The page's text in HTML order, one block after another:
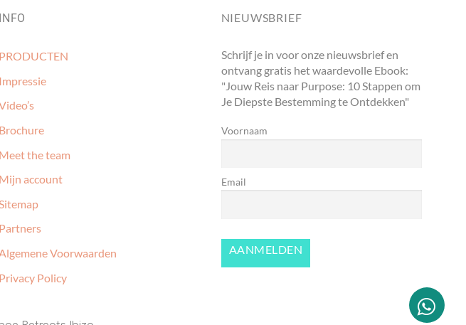
INFO
PRODUCTEN
Impressie
Brochure
Meet the team
Mijn account
Sitemap
Partners
Voorwaarden
Privacy Policy
NIEUWSBRIEF
Schrijf je in voor onze nieuwsbrief en
ontvang gratis het waardevolle Ebook:
"Jouw Reis naar Purpose: 10 Stappen om
Je Diepste Bestemming te Ontdekken"
Voornaam
Email